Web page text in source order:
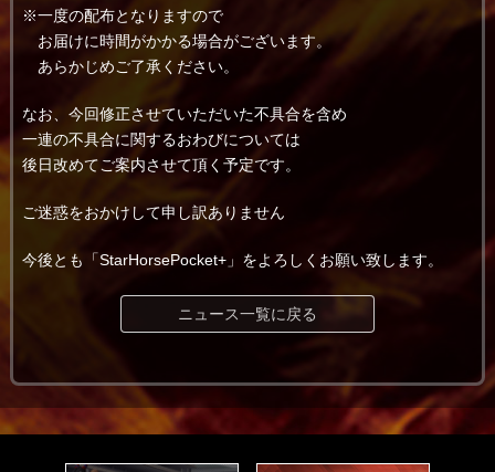
※一度の配布となりますので
お届けに時間がかかる場合がございます。
あらかじめご了承ください。
なお、今回修正させていただいた不具合を含め
一連の不具合に関するおわびについては
後日改めてご案内させて頂く予定です。
ご迷惑をおかけして申し訳ありません
今後とも「StarHorsePocket+」をよろしくお願い致します。
ニュース一覧に戻る